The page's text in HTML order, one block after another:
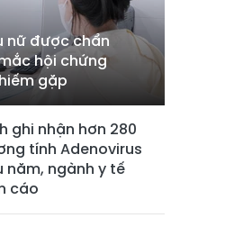
nữ được chẩn
hội chứng
gặp
ghi nhận hơn 280
tính Adenovirus
năm, ngành y tế
cáo